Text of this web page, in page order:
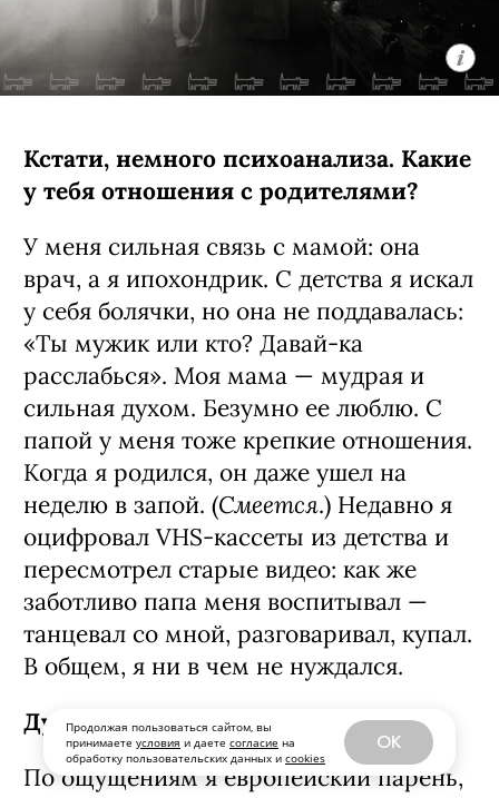
Продолжая пользоваться сайтом, вы
принимаете условия и даете согласие на
обработку пользовательских данных и cookies
OK
Кстати, немного психоанализа. Какие
у тебя отношения с родителями?
У меня сильная связь с мамой: она
врач, а я ипохондрик. С детства я искал
у себя болячки, но она не поддавалась:
«Ты мужик или кто? Давай-ка
расслабься». Моя мама — мудрая и
сильная духом. Безумно ее люблю. С
папой у меня тоже крепкие отношения.
Когда я родился, он даже ушел на
неделю в запой. (Смеется.) Недавно я
оцифровал VHS-кассеты из детства и
пересмотрел старые видео: как же
заботливо папа меня воспитывал —
танцевал со мной, разговаривал, купал.
В общем, я ни в чем не нуждался.
Думаешь, ты прошел сепарацию?
По ощущениям я европейский парень,